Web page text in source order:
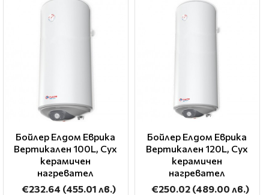
Бойлер Елдом Еврика
Вертикален 100L, Сух
керамичен
нагревател
€232.64 (455.01 лв.)
Бойлер Елдом Еврика
Вертикален 120L, Сух
керамичен
нагревател
€250.02 (489.00 лв.)